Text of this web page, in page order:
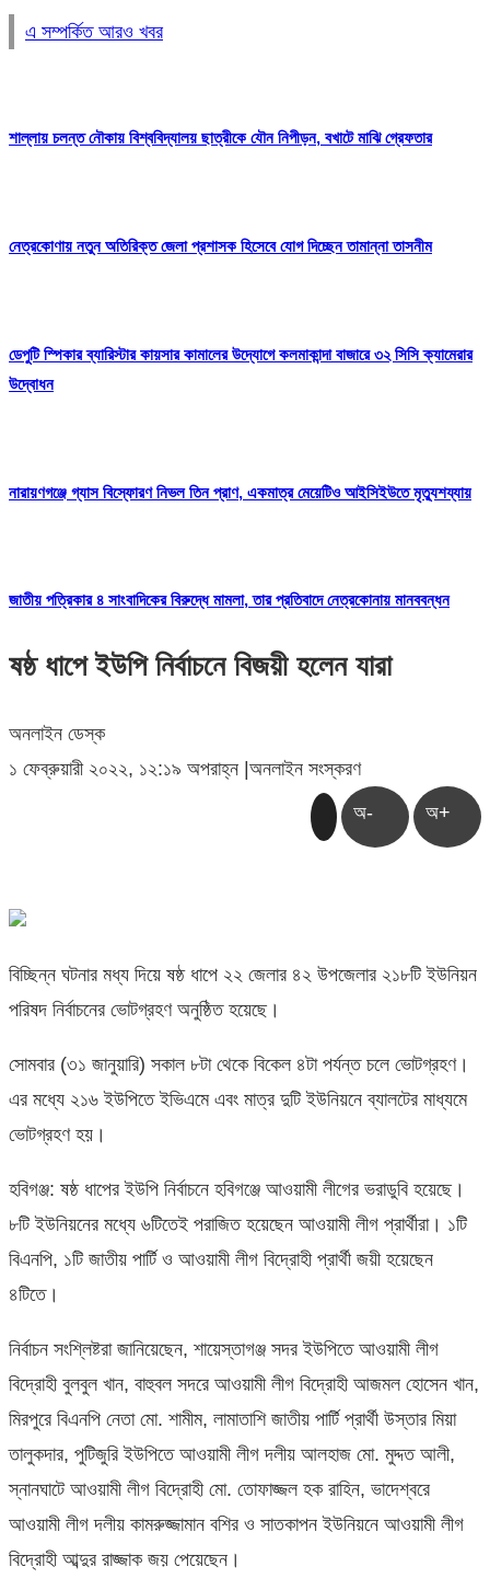
এ সম্পর্কিত আরও খবর
শাল্লায় চলন্ত নৌকায় বিশ্ববিদ্যালয় ছাত্রীকে যৌন নিপীড়ন, বখাটে মাঝি গ্রেফতার
নেত্রকোণায় নতুন অতিরিক্ত জেলা প্রশাসক হিসেবে যোগ দিচ্ছেন তামান্না তাসনীম
ডেপুটি স্পিকার ব্যারিস্টার কায়সার কামালের উদ্যোগে কলমাকান্দা বাজারে ৩২ সিসি ক্যামেরার
উদ্বোধন
নারায়ণগঞ্জে গ্যাস বিস্ফোরণ নিভল তিন প্রাণ, একমাত্র মেয়েটিও আইসিইউতে মৃত্যুশয্যায়
জাতীয় পত্রিকার ৪ সাংবাদিকের বিরুদ্ধে মামলা, তার প্রতিবাদে নেত্রকোনায় মানববন্ধন
ষষ্ঠ ধাপে ইউপি নির্বাচনে বিজয়ী হলেন যারা
অনলাইন ডেস্ক
১ ফেব্রুয়ারী ২০২২, ১২:১৯ অপরাহ্ন অনলাইন সংস্করণ
অ-
অ+
বিচ্ছিন্ন ঘটনার মধ্য দিয়ে ষষ্ঠ ধাপে ২২ জেলার ৪২ উপজেলার ২১৮টি ইউনিয়ন
পরিষদ নির্বাচনের ভোটগ্রহণ অনুষ্ঠিত হয়েছে।
সোমবার (৩১ জানুয়ারি) সকাল ৮টা থেকে বিকেল ৪টা পর্যন্ত চলে ভোটগ্রহণ।
এর মধ্যে ২১৬ ইউপিতে ইভিএমে এবং মাত্র দুটি ইউনিয়নে ব্যালটের মাধ্যমে
ভোটগ্রহণ হয়।
হবিগঞ্জ: ষষ্ঠ ধাপের ইউপি নির্বাচনে হবিগঞ্জে আওয়ামী লীগের ভরাডুবি হয়েছে।
৮টি ইউনিয়নের মধ্যে ৬টিতেই পরাজিত হয়েছেন আওয়ামী লীগ প্রার্থীরা। ১টি
বিএনপি, ১টি জাতীয় পার্টি ও আওয়ামী লীগ বিদ্রোহী প্রার্থী জয়ী হয়েছেন
৪টিতে।
নির্বাচন সংশ্লিষ্টরা জানিয়েছেন, শায়েস্তাগঞ্জ সদর ইউপিতে আওয়ামী লীগ
বিদ্রোহী বুলবুল খান, বাহুবল সদরে আওয়ামী লীগ বিদ্রোহী আজমল হোসেন খান,
মিরপুরে বিএনপি নেতা মো. শামীম, লামাতাশি জাতীয় পার্টি প্রার্থী উস্তার মিয়া
তালুকদার, পুটিজুরি ইউপিতে আওয়ামী লীগ দলীয় আলহাজ মো. মুদ্দত আলী,
স্নানঘাটে আওয়ামী লীগ বিদ্রোহী মো. তোফাজ্জল হক রাহিন, ভাদেশ্বরে
আওয়ামী লীগ দলীয় কামরুজ্জামান বশির ও সাতকাপন ইউনিয়নে আওয়ামী লীগ
বিদ্রোহী আব্দুর রাজ্জাক জয় পেয়েছেন।